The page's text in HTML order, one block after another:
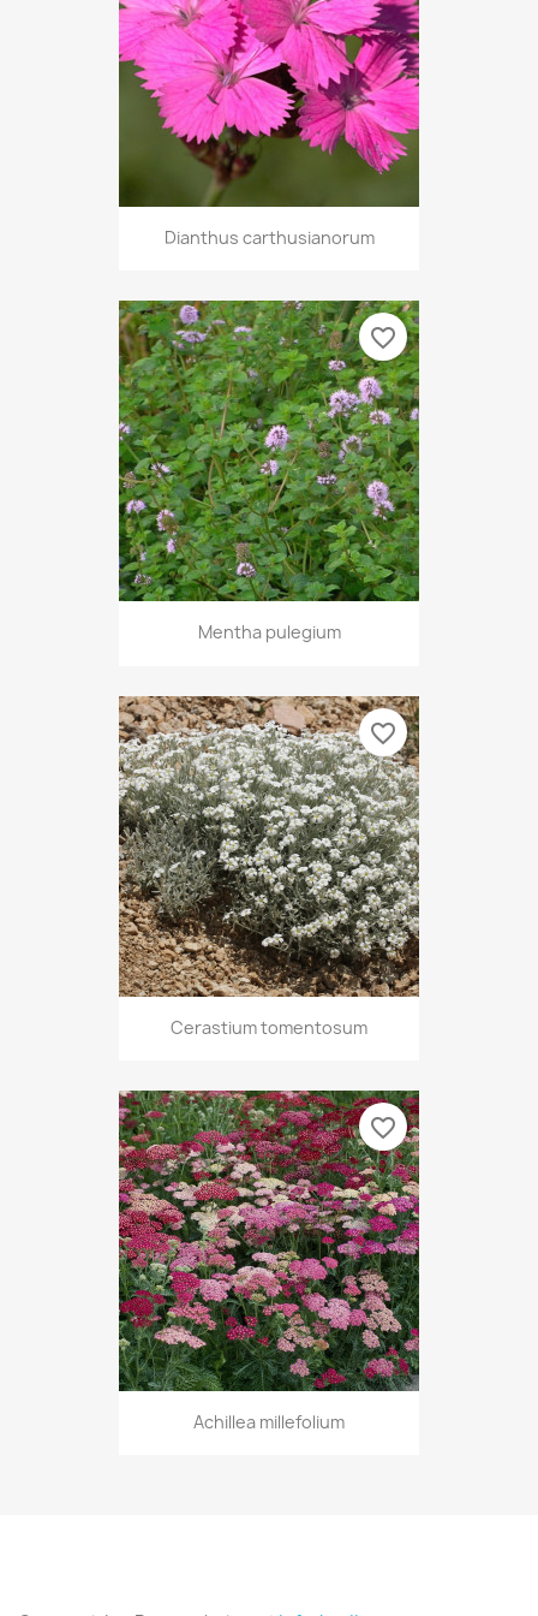
Dianthus carthusianorum
Mentha pulegium
favorite_border
Cerastium tomentosum
favorite_border
Achillea millefolium
favorite_border